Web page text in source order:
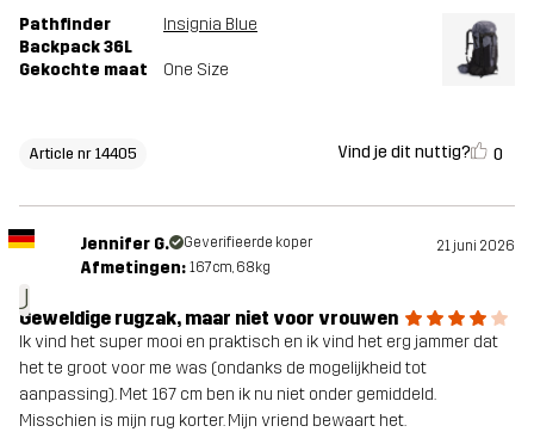
Pathfinder
Backpack 36L
Insignia Blue
Gekochte maat One Size
Article nr 14405 Vind je dit nuttig? 0
J
Jennifer G. Geverifieerde koper 21 juni 2026
Afmetingen: 167cm, 68kg
Geweldige rugzak, maar niet voor vrouwen
Ik vind het super mooi en praktisch en ik vind het erg jammer dat
het te groot voor me was (ondanks de mogelijkheid tot
aanpassing). Met 167 cm ben ik nu niet onder gemiddeld.
Misschien is mijn rug korter. Mijn vriend bewaart het.